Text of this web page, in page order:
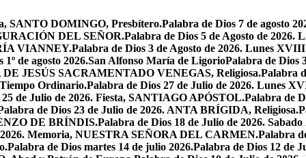
SANTO DOMINGO, Presbítero.Palabra de Dios 7 de agosto
DEL SEÑOR.Palabra de Dios 5 de Agosto de
VIANNEY.Palabra de Dios 3 de Agosto de 2026. Lunes
1º de agosto 2026.San Alfonso María de LigorioPalabra de Dios
JESÚS SACRAMENTADO VENEGAS, Religiosa.Palabra
Ordinario.Palabra de Dios 27 de Julio de 2026. Lunes
de Julio de 2026. Fiesta, SANTIAGO APÓSTOL.Palabra de
de Dios 23 de Julio de 2026. ANTA BRÍGIDA, Religiosa.
DE BRÍNDIS.Palabra de Dios 18 de Julio de 2026.
2026. Memoria, NUESTRA SEÑORA DEL CARMEN.Palabra
Palabra de Dios martes 14 de julio 2026.Palabra de Dios 12 de